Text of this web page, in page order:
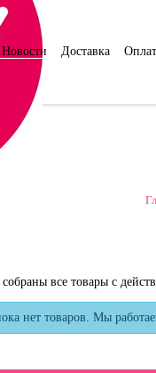
Новости Доставка
ДОП. ВОЗМОЖНОСТИ
ЦИФРОВЫЕ ТОВАРЫ
собраны все товары с
нет товаров. Мы